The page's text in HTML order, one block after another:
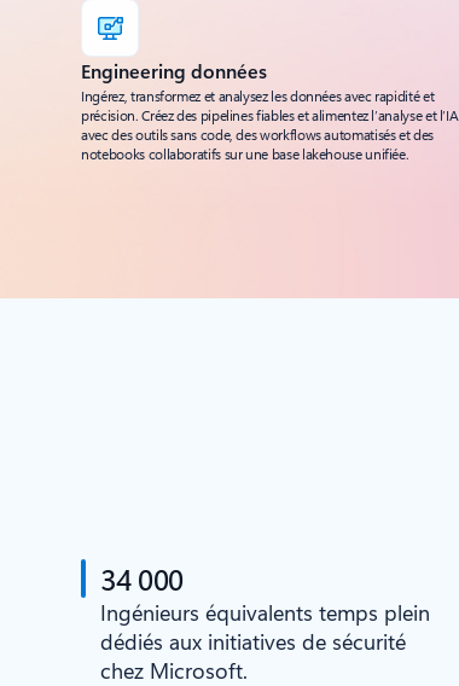
Engineering données
Ingérez, transformez et analysez les données avec rapidité et
précision. Créez des pipelines fiables et alimentez l’analyse et l’IA
avec des outils sans code, des workflows automatisés et des
notebooks collaboratifs sur une base lakehouse unifiée.
34 000
Ingénieurs équivalents temps plein
dédiés aux initiatives de sécurité
chez Microsoft.